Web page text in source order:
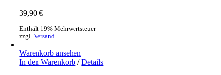
39,90€
Enthält 19% Mehrwertsteuer
zzgl.Versand
Warenkorb ansehen
In den Warenkorb / Details